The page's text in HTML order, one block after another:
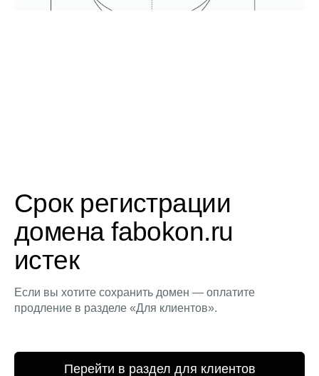
Срок регистрации
домена fabokon.ru
истек
Если вы хотите сохранить домен — оплатите
продление в разделе «Для клиентов».
Перейти в раздел для клиентов